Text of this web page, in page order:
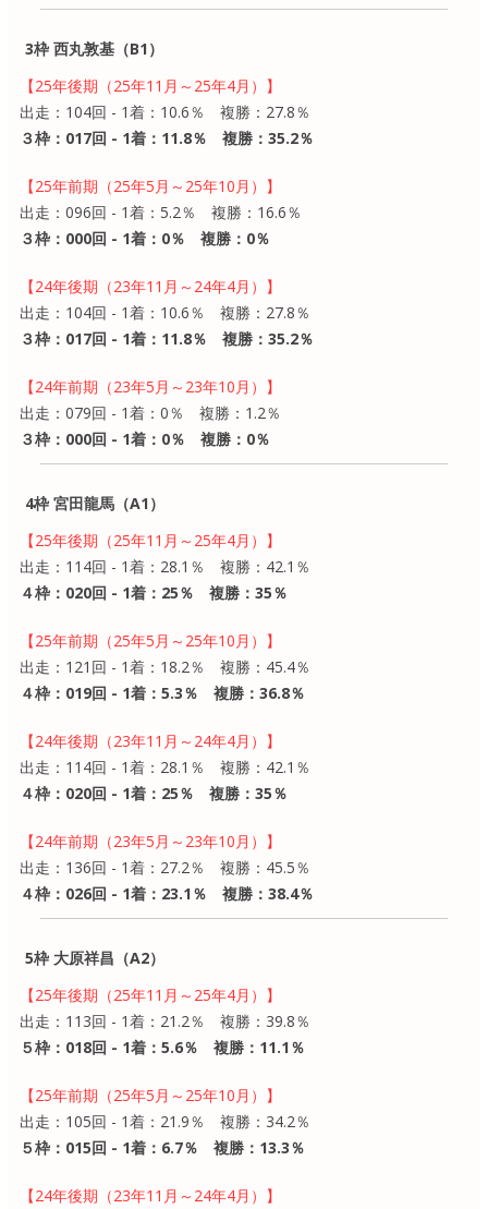
3枠 西丸敦基（B1）
【25年後期（25年11月～25年4月）】
出走：104回 - 1着：10.6％ 複勝：27.8％
３枠：017回 - 1着：11.8％ 複勝：35.2％
【25年前期（25年5月～25年10月）】
出走：096回 - 1着：5.2％ 複勝：16.6％
３枠：000回 - 1着：0％ 複勝：0％
【24年後期（23年11月～24年4月）】
出走：104回 - 1着：10.6％ 複勝：27.8％
３枠：017回 - 1着：11.8％ 複勝：35.2％
【24年前期（23年5月～23年10月）】
出走：079回 - 1着：0％ 複勝：1.2％
３枠：000回 - 1着：0％ 複勝：0％
4枠 宮田龍馬（A1）
【25年後期（25年11月～25年4月）】
出走：114回 - 1着：28.1％ 複勝：42.1％
４枠：020回 - 1着：25％ 複勝：35％
【25年前期（25年5月～25年10月）】
出走：121回 - 1着：18.2％ 複勝：45.4％
４枠：019回 - 1着：5.3％ 複勝：36.8％
【24年後期（23年11月～24年4月）】
出走：114回 - 1着：28.1％ 複勝：42.1％
４枠：020回 - 1着：25％ 複勝：35％
【24年前期（23年5月～23年10月）】
出走：136回 - 1着：27.2％ 複勝：45.5％
４枠：026回 - 1着：23.1％ 複勝：38.4％
5枠 大原祥昌（A2）
【25年後期（25年11月～25年4月）】
出走：113回 - 1着：21.2％ 複勝：39.8％
５枠：018回 - 1着：5.6％ 複勝：11.1％
【25年前期（25年5月～25年10月）】
出走：105回 - 1着：21.9％ 複勝：34.2％
５枠：015回 - 1着：6.7％ 複勝：13.3％
【24年後期（23年11月～24年4月）】